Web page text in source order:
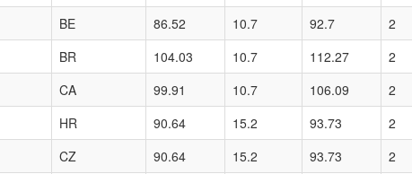
BE 86.52 10.7 92.7
2
BR 104.03 10.7 112.27
2
CA 99.91 10.7 106.09
2
HR 90.64 15.2 93.73
2
CZ 90.64 15.2 93.73 2